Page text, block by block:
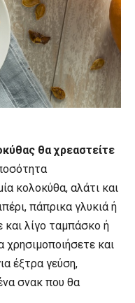
θα χρεαστείτε
κολοκύθα, αλάτι και
πάπρικα γλυκιά ή
και λίγο ταμπάσκο ή
και
έξτρα γεύση,
σνακ που θα